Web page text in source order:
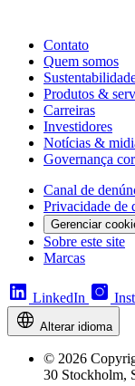
Contato
Quem somos
Produtos &
Carreiras
Investidores
Notícias &
Governança
Canal de
Privacidade de
Gerenciar
Sobre este site
Marcas
LinkedIn
Alterar idioma
© 2026
30 Stockholm,